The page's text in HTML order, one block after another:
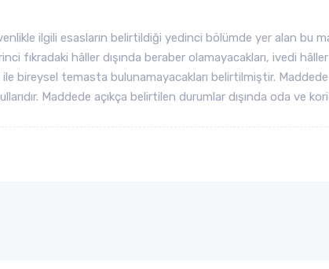
ilgili esasların belirtildiği yedinci bölümde yer alan bu
fıkradaki hâller dışında beraber olamayacakları, ivedi
ile bireysel temasta bulunamayacakları belirtilmiştir.
Maddede açıkça belirtilen durumlar dışında oda ve